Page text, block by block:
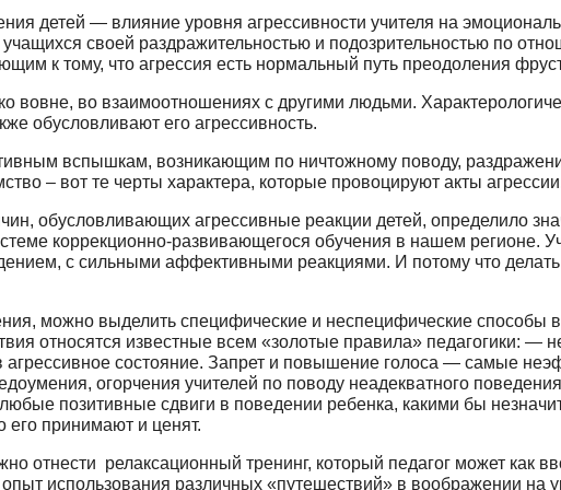
детей — влияние уровня агрессивности учителя на
своей раздражительностью и подо­зрительностью по
к тому, что агрессия есть нор­мальный путь преодоления
вовне, во взаимоотношениях с другими людьми.
обусловливают его агрессивность.
вспышкам, возникающим по ничтож­ному поводу,
– вот те черты характера, ко­торые провоцируют акты
обусловливающих агрессивные реакции детей, определило
коррекционно-развивающегося обучения в нашем регионе.
с сильными аф­фективными реакциями. И потому что
можно выделить специфические и неспецифи­ческие способы
относятся изве­стные всем «золотые правила» педагогики: —
агрессивное состояние. Запрет и повышение голоса — самые
огорчения учителей по поводу неадекватного
пози­тивные сдвиги в поведении ребенка, какими бы
его принимают и ценят.
отнести релаксационный тренинг, который педагог может как
ис­пользования различных «путешествий» в вообра­жении на